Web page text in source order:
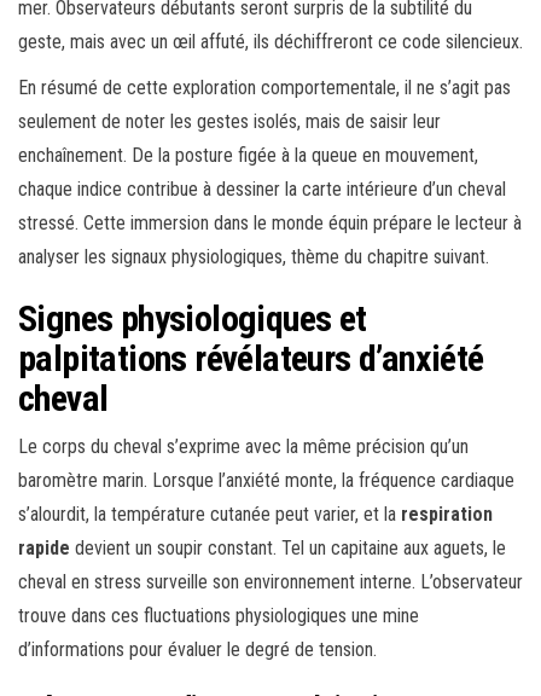
mer. Observateurs débutants seront surpris de la subtilité du
geste, mais avec un œil affuté, ils déchiffreront ce code silencieux.
En résumé de cette exploration comportementale, il ne s’agit pas
seulement de noter les gestes isolés, mais de saisir leur
enchaînement. De la posture figée à la queue en mouvement,
chaque indice contribue à dessiner la carte intérieure d’un cheval
stressé. Cette immersion dans le monde équin prépare le lecteur à
analyser les signaux physiologiques, thème du chapitre suivant.
Signes physiologiques et
palpitations révélateurs d’anxiété
cheval
Le corps du cheval s’exprime avec la même précision qu’un
baromètre marin. Lorsque l’anxiété monte, la fréquence cardiaque
s’alourdit, la température cutanée peut varier, et la respiration
rapide devient un soupir constant. Tel un capitaine aux aguets, le
cheval en stress surveille son environnement interne. L’observateur
trouve dans ces fluctuations physiologiques une mine
d’informations pour évaluer le degré de tension.